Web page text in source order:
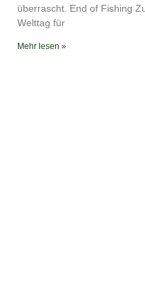
überrascht. End of Fishing
Welttag für
Mehr lesen »